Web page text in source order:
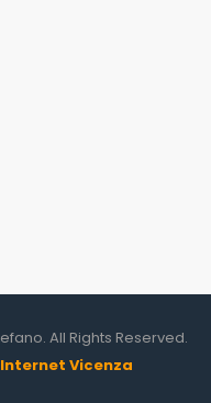
All Rights Reserved.
Vicenza